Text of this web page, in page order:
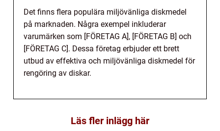
Det finns flera populära miljövänliga diskmedel
på marknaden. Några exempel inkluderar
varumärken som [FÖRETAG A], [FÖRETAG B] och
[FÖRETAG C]. Dessa företag erbjuder ett brett
utbud av effektiva och miljövänliga diskmedel för
rengöring av diskar.
Läs fler inlägg här